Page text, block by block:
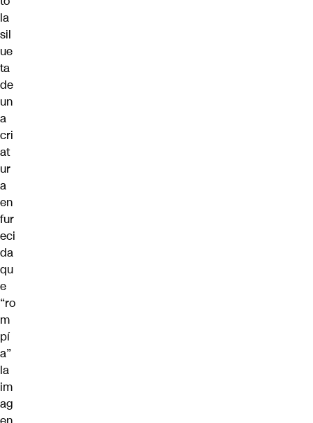
la
sil
ue
ta
de
un
a
cri
at
ur
a
en
fur
eci
da
qu
e
“ro
m
pí
a”
la
im
ag